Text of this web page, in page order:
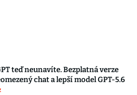
teď neunavíte. Bezplatná verze
chat a lepší model GPT-5.6